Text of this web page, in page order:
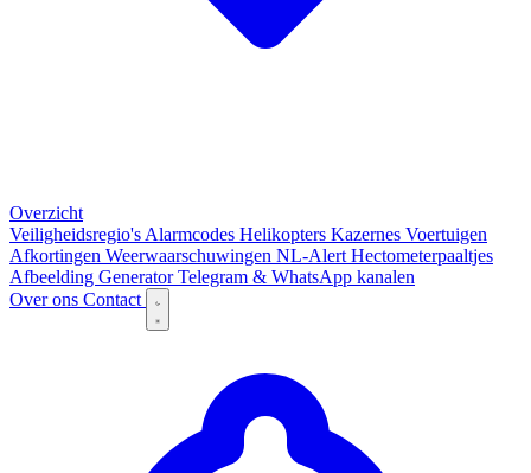
Overzicht
Veiligheidsregio's Alarmcodes Helikopters Kazernes Voertuigen
Afkortingen Weerwaarschuwingen NL-Alert Hectometerpaaltjes
Afbeelding GeneratorTelegram & WhatsApp kanalen
Over ons Contact